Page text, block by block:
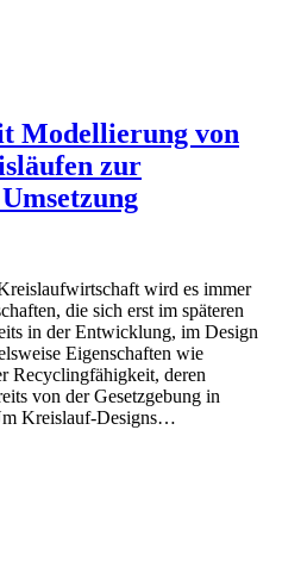
Modellierung von
zur
wird es immer
die sich erst im späteren
in der Entwicklung, im Design
Eigenschaften wie
Recyclingfähigkeit, deren
von der Gesetzgebung in
Kreislauf-Designs…